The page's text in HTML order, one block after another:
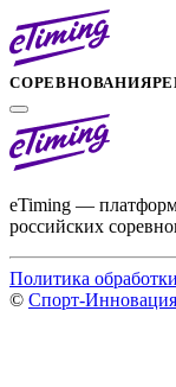
СОРЕВНОВАНИЯ
eTiming —
российских
Политика
© Спорт-Инновация